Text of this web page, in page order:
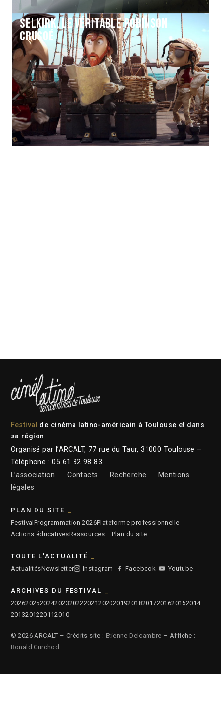
Selkirk, le véritable Robinson
Crusoé
Festival de cinéma latino-américain à Toulouse et dans
sa région
Organisé par l’ARCALT, 77 rue du Taur, 31000 Toulouse –
Téléphone : 05 61 32 98 83
L’association
Contacts Recherche
Mentions
légales
PLAN DU SITE
Festival Programmation 2026Plateforme professionnelle
Actions éducativesRessources— Plan du site
TOUTE L'ACTUALITÉ
ActualitésNewsletter Instagram Facebook Youtube
ARCHIVES DU FESTIVAL
2026202520242023202220212020201920182017201620152014
2013201220112010
© 2026 ARCALT – Crédits site : Etienne Delcambre – Affiche :
Ronald Curchod